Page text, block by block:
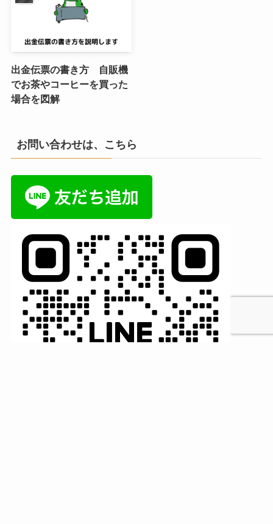
出金伝票の書き方 自販機
でお茶やコーヒーを買った
場合を図解
お問い合わせは、こちら